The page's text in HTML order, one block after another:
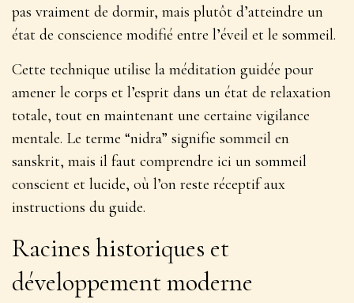
pas vraiment de dormir, mais plutôt d’atteindre un
état de conscience modifié entre l’éveil et le sommeil.
Cette technique utilise la méditation guidée pour
amener le corps et l’esprit dans un état de relaxation
totale, tout en maintenant une certaine vigilance
mentale. Le terme “nidra” signifie sommeil en
sanskrit, mais il faut comprendre ici un sommeil
conscient et lucide, où l’on reste réceptif aux
instructions du guide.
Racines historiques et
développement moderne